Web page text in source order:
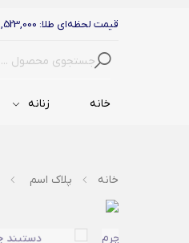
قیمت لحظه‌ای طلا: 18,523,000 تومان
جستجو
خانه زنانه
خانه پلاک اسم